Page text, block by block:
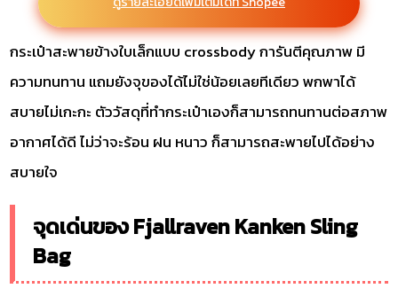
กระเป๋าสะพายข้างใบเล็กแบบ crossbody การันตีคุณภาพ มี
ความทนทาน แถมยังจุของได้ไม่ใช่น้อยเลยทีเดียว พกพาได้
สบายไม่เกะกะ ตัววัสดุที่ทำกระเป๋าเองก็สามารถทนทานต่อสภาพ
อากาศได้ดี ไม่ว่าจะร้อน ฝน หนาว ก็สามารถสะพายไปได้อย่าง
สบายใจ
จุดเด่นของ Fjallraven Kanken Sling
Bag